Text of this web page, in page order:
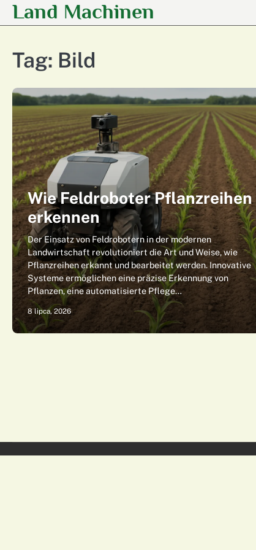
SkipLand Machinen
Tag: Bild
Wie Feldroboter Pflanzreihen
erkennen
Der Einsatz von Feldrobotern in der modernen
Landwirtschaft revolutioniert die Art und Weise, wie
Pflanzreihen erkannt und bearbeitet werden. Innovative
Systeme ermöglichen eine präzise Erkennung von
Pflanzen, eine automatisierte Pflege…
8 lipca, 2026